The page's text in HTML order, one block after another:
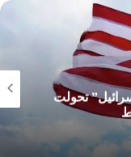
تحولت